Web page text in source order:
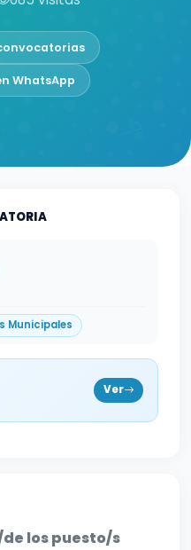
WhatsApp
Municipales
Ver
los puesto/s